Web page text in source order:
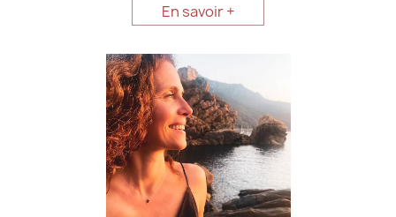
En savoir +